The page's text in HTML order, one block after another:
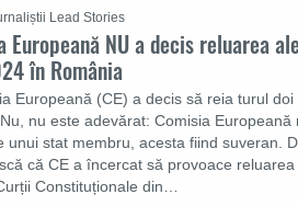
Europeană NU a decis reluarea
în România
Europeană (CE) a decis să reia turul
nu este adevărat: Comisia
unui stat membru, acesta fiind suveran.
că CE a încercat să provoace
Constituționale din…
Lead Stories